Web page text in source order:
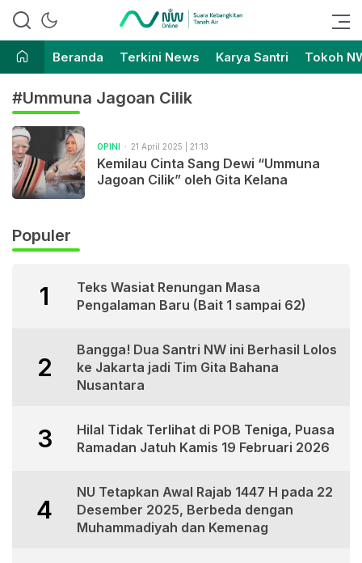
Nahdlatul Wathan Online
Suara Kebangkitan Tanah Air
Beranda
Terkini News Karya Santri Tokoh
#Ummuna Jagoan Cilik
OPINI 21 April 2025 | 21:13
Kemilau Cinta Sang Dewi “Ummuna
Jagoan Cilik” oleh Gita Kelana
Populer
1
Teks Wasiat Renungan Masa
Pengalaman Baru (Bait 1 sampai 62)
2
Bangga! Dua Santri NW ini Berhasil Lolos
ke Jakarta jadi Tim Gita Bahana
Nusantara
3
Hilal Tidak Terlihat di POB Teniga, Puasa
Ramadan Jatuh Kamis 19 Februari 2026
4
NU Tetapkan Awal Rajab 1447 H pada 22
Desember 2025, Berbeda dengan
Muhammadiyah dan Kemenag